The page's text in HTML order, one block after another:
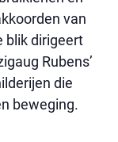
van
blik dirigeert
Rubens’
die
beweging.